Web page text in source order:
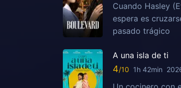
Cuando Hasley
espera es
pasado trágico
A una isla de ti
4 1h 42min